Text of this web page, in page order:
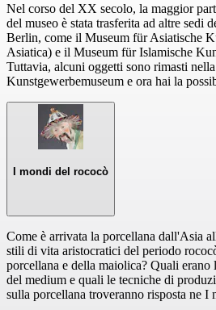
Nel corso del XX secolo, la maggior
del museo è stata trasferita ad altre sedi
Berlin, come il Museum für Asiatische
Asiatica) e il Museum für Islamische
Tuttavia, alcuni oggetti sono rimasti
Kunstgewerbemuseum e ora hai la
I mondi del rococò
Come è arrivata la porcellana dall'Asia
stili di vita aristocratici del periodo
porcellana e della maiolica? Quali
del medium e quali le tecniche di
sulla porcellana troveranno risposta ne I